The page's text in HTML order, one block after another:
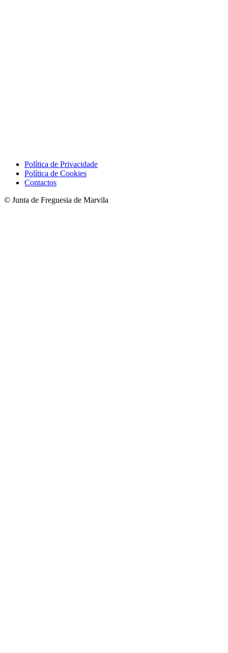
Política de Privacidade
Política de Cookies
Contactos
© Junta de Freguesia de Marvila